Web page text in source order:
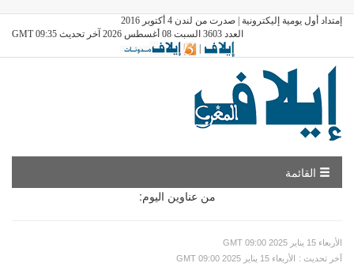
إمتداد أول يومية إليكترونية | صدرت من لندن 4 أكتوبر 2016
العدد 3603 السبت 08 أغسطس 2026 آخر تحديث GMT 09:35
|
القائمة
من عناوين اليوم:
GMT الأربعاء 15 يناير 2025 09:00
GMT الأربعاء 15 يناير 2025 09:00
: آخر تحديث